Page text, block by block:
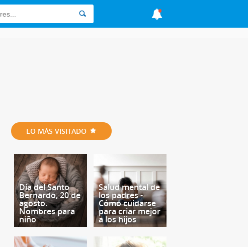
LO MÁS VISITADO
Día del Santo
Bernardo, 20 de
agosto.
Nombres para
niño
Salud mental de
los padres -
Cómo cuidarse
para criar mejor
a los hijos